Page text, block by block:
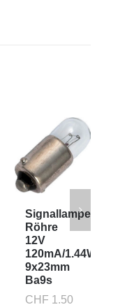
Signallampe
Röhre
12V
120mA/1.44W
9x23mm
Ba9s
CHF 1.50